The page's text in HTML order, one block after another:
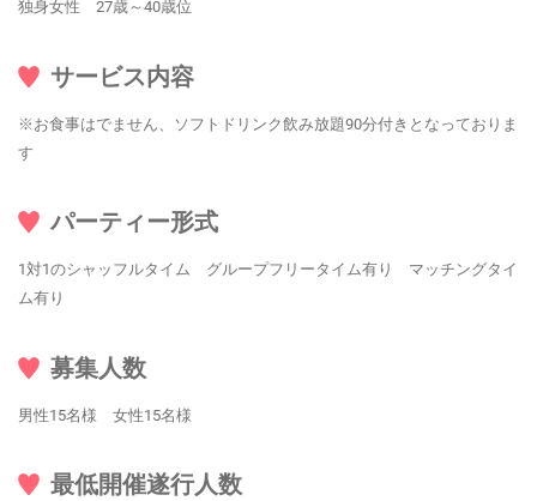
独身女性 27歳～40歳位
サービス内容
※お食事はでません、ソフトドリンク飲み放題90分付きとなっておりま
す
パーティー形式
1対1のシャッフルタイム グループフリータイム有り マッチングタイ
ム有り
募集人数
男性15名様 女性15名様
最低開催遂行人数